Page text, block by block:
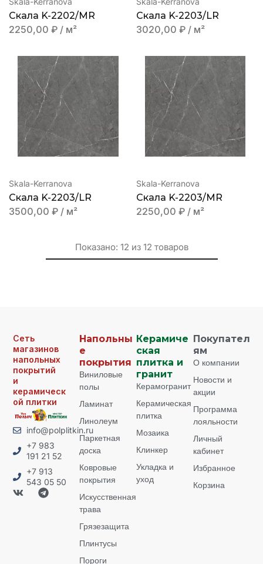
Скала K-2202/MR
2250,00 ₽ / м²
Скала K-2203/LR
3020,00 ₽ / м²
Skala-Kerranova
Скала K-2203/LR
3500,00 ₽ / м²
Skala-Kerranova
Скала K-2203/MR
2250,00 ₽ / м²
Показано: 12 из 12 товаров
Сеть
магазинов
напольных
покрытий
и
керамическ
ой плитки
info@polplitkin.ru
+7 983
191 21 52
+7 913
543 05 50
Напольны
е
покрытия
Виниловые
полы
Ламинат
Линолеум
Паркетная
доска
Ковровые
покрытия
Искусственная
трава
Грязезащита
Плинтусы
Пороги
Керамиче
ская
плитка и
гранит
Керамогранит
Керамическая
плитка
Мозаика
Клинкер
Укладка и
уход
Покупател
ям
О компании
Новости и
акции
Программа
лояльности
Личный
кабинет
Избранное
Корзина